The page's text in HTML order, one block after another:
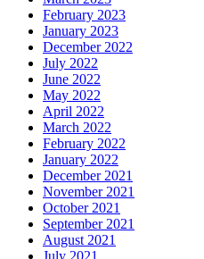
February 2023
January 2023
December 2022
July 2022
June 2022
May 2022
April 2022
March 2022
February 2022
January 2022
December 2021
November 2021
October 2021
September 2021
August 2021